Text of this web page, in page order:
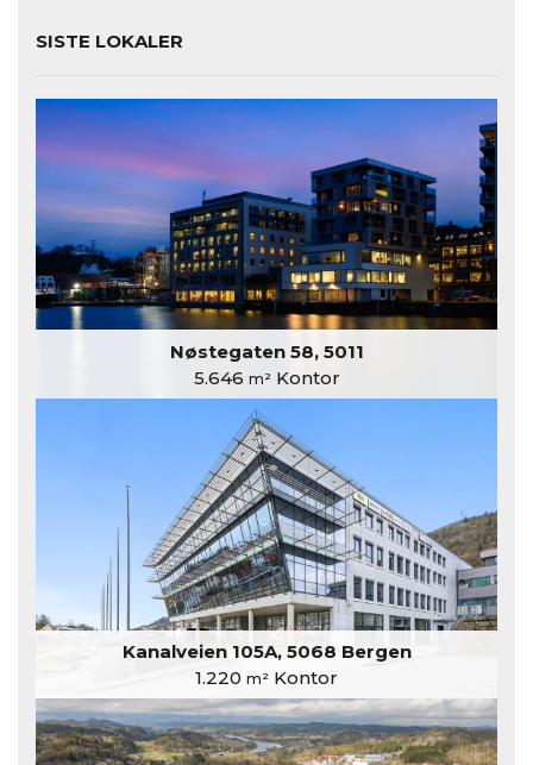
SISTE LOKALER
Nøstegaten 58, 5011
5.646 m²Kontor
Kanalveien 105A, 5068 Bergen
1.220 m² Kontor